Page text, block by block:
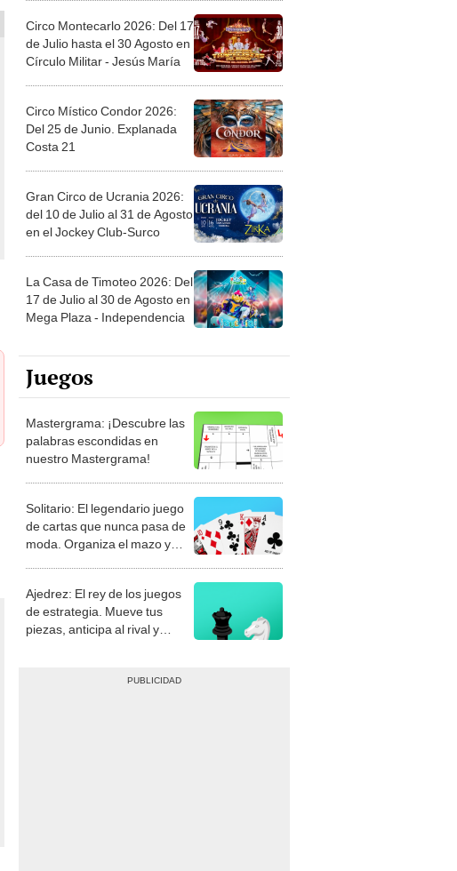
Circo Montecarlo 2026: Del 17
de Julio hasta el 30 Agosto en
Círculo Militar - Jesús María
Circo Místico Condor 2026:
Del 25 de Junio. Explanada
Costa 21
Gran Circo de Ucrania 2026:
del 10 de Julio al 31 de Agosto
en el Jockey Club-Surco
La Casa de Timoteo 2026: Del
17 de Julio al 30 de Agosto en
Mega Plaza - Independencia
Juegos
Mastergrama: ¡Descubre las
palabras escondidas en
nuestro Mastergrama!
Solitario: El legendario juego
de cartas que nunca pasa de
moda. Organiza el mazo y
Ajedrez: El rey de los juegos
de estrategia. Mueve tus
piezas, anticipa al rival y